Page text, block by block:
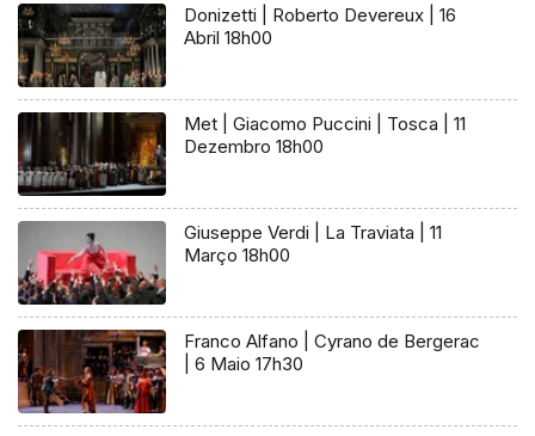
Donizetti | Roberto Devereux | 16
Abril 18h00
Met | Giacomo Puccini | Tosca | 11
Dezembro 18h00
Giuseppe Verdi | La Traviata | 11
Março 18h00
Franco Alfano | Cyrano de Bergerac
| 6 Maio 17h30